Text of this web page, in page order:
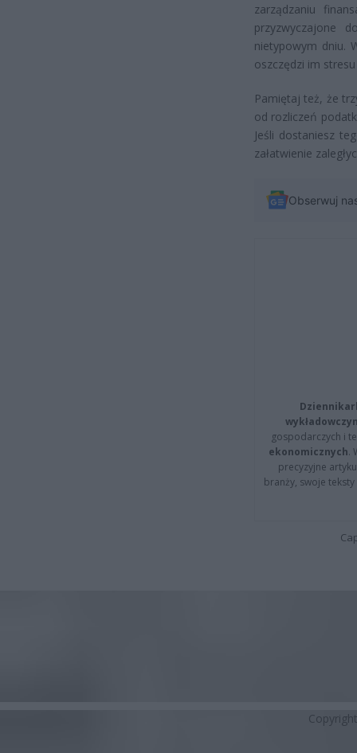
zarządzaniu
przyzwyczajone
nietypowym dniu.
oszczędzi im
Pamiętaj też, że
od rozliczeń
Jeśli dostaniesz
załatwienie
Obserwuj
gospodarczych i
ekonomicznych.
precyzyjne
branży, swoje